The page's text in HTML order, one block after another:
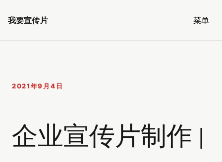
我要宣传片 菜单
2021年9月4日
企业宣传片制作 |